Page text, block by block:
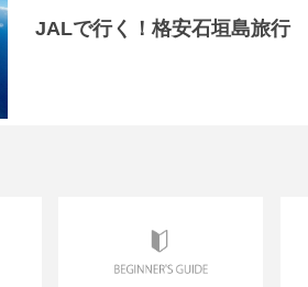
JALで行く！格安石垣島旅行